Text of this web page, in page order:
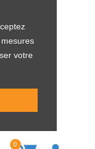
votre
0